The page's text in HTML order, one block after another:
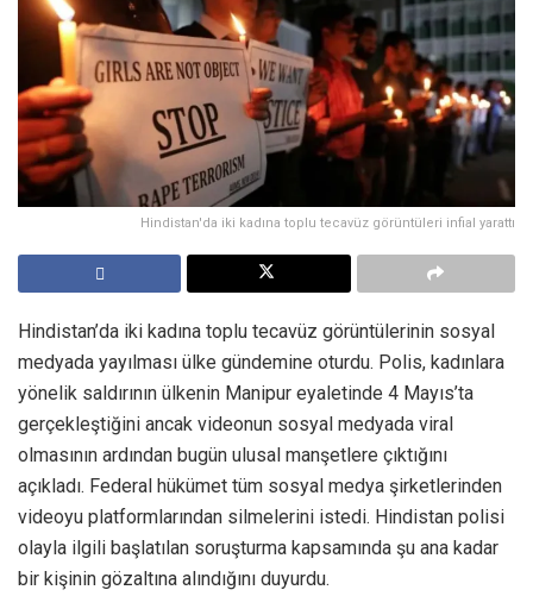
Hindistan'da iki kadına toplu tecavüz görüntüleri infial yarattı
Hindistan’da iki kadına toplu tecavüz görüntülerinin sosyal
medyada yayılması ülke gündemine oturdu. Polis, kadınlara
yönelik saldırının ülkenin Manipur eyaletinde 4 Mayıs’ta
gerçekleştiğini ancak videonun sosyal medyada viral
olmasının ardından bugün ulusal manşetlere çıktığını
açıkladı. Federal hükümet tüm sosyal medya şirketlerinden
videoyu platformlarından silmelerini istedi. Hindistan polisi
olayla ilgili başlatılan soruşturma kapsamında şu ana kadar
bir kişinin gözaltına alındığını duyurdu.